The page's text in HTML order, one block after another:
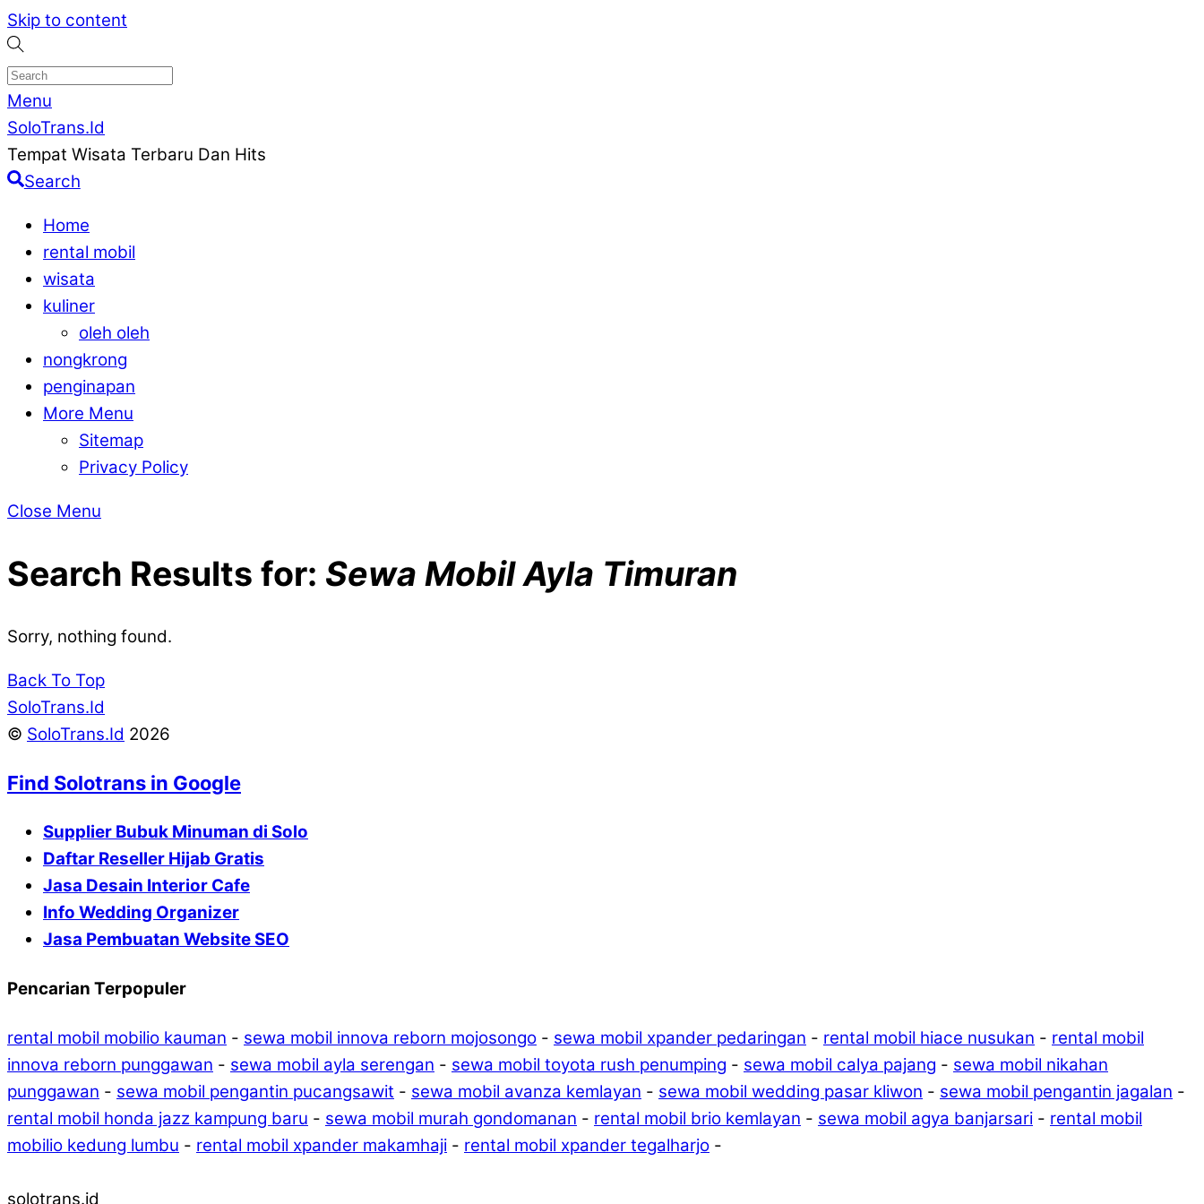
Skip to content
Menu
SoloTrans.Id
Tempat Wisata Terbaru Dan Hits
Search
Home
rental mobil
wisata
kuliner
oleh oleh
nongkrong
penginapan
More Menu
Sitemap
Privacy Policy
Close Menu
Search Results for: Sewa Mobil Ayla Timuran
Sorry, nothing found.
Back To Top
SoloTrans.Id
© SoloTrans.Id 2026
Find Solotrans in Google
Supplier Bubuk Minuman di Solo
Daftar Reseller Hijab Gratis
Jasa Desain Interior Cafe
Info Wedding Organizer
Jasa Pembuatan Website SEO
Pencarian Terpopuler
rental mobil mobilio kauman - sewa mobil innova reborn mojosongo - sewa mobil xpander pedaringan - rental mobil hiace nusukan - rental mobil
innova reborn punggawan - sewa mobil ayla serengan - sewa mobil toyota rush penumping - sewa mobil calya pajang - sewa mobil nikahan
punggawan - sewa mobil pengantin pucangsawit - sewa mobil avanza kemlayan - sewa mobil wedding pasar kliwon - sewa mobil pengantin jagalan -
rental mobil honda jazz kampung baru - sewa mobil murah gondomanan - rental mobil brio kemlayan - sewa mobil agya banjarsari - rental mobil
mobilio kedung lumbu - rental mobil xpander makamhaji - rental mobil xpander tegalharjo -
solotrans.id